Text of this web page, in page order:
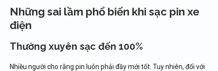
Những sai lầm phổ biến khi sạc pin xe
điện
Thường xuyên sạc đến 100%
Nhiều người cho rằng pin luôn phải đầy mới tốt. Tuy nhiên, đối với